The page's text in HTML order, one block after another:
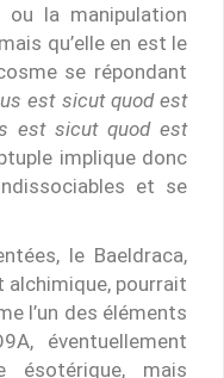
ou la manipulation
qu’elle en est le
se répondant
est sicut quod est
est sicut quod est
implique donc
et se
le Baeldraca,
alchimique, pourrait
l’un des éléments
éventuellement
ésotérique, mais